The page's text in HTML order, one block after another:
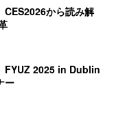
CES2026から読み解
FYUZ 2025 in Dublin
ー